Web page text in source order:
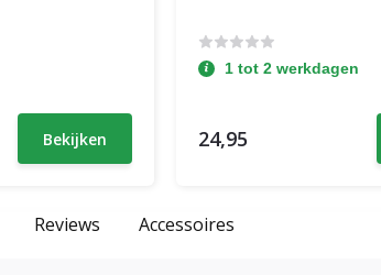
Bekijken
1 tot 2 werkdagen
24,95
Reviews Accessoires